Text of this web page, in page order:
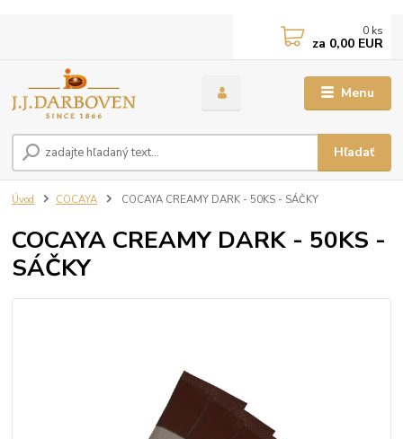
Menu
Hľadať
0 ks
za 0,00 EUR
Úvod COCAYA COCAYA CREAMY DARK - 50KS - SÁČKY
COCAYA CREAMY DARK - 50KS -
SÁČKY